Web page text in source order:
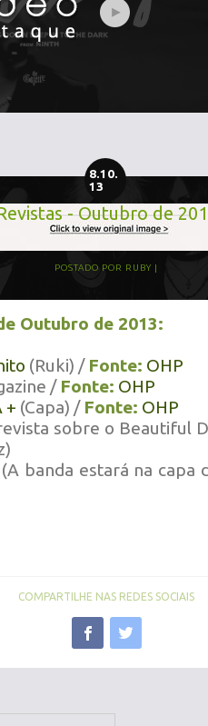
8.10.
13
- Outubro de
POSTADO POR RUBY
Outubro de 2013:
(Ruki) / Fonte: OHP
/ Fonte: OHP
+ (Capa) / Fonte: OHP
sobre o Beautiful
(A banda estará na
COMPARTILHE NAS REDES SOCIAIS